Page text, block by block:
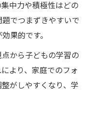
中力や積極性はどの
でつまずきやすいで
果的です。
から子どもの学習の
より、家庭でのフォ
がしやすくなり、学